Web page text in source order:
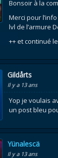
Bonsoir à la
Merci pour
lvl de l’armure
++ et continué
Gildårts
Il y a 13 ans
Yop je voulais
un post bleu
Yünalescä
Il y a 13 ans